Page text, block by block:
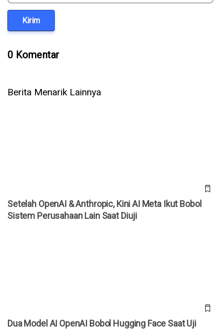
Kirim
0 Komentar
Berita Menarik Lainnya
Setelah OpenAI & Anthropic, Kini AI Meta Ikut Bobol
Sistem Perusahaan Lain Saat Diuji
Dua Model AI OpenAI Bobol Hugging Face Saat Uji